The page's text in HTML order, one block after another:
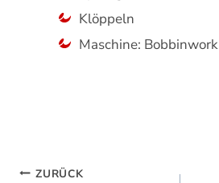
Klöppeln
Maschine: Bobbinwork
ZURÜCK